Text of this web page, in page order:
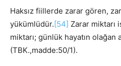
Haksız fiillerde zarar gören,
yükümlüdür. [54] Zarar miktarı
miktarı; günlük hayatın olağan
(TBK.,madde:50/1).